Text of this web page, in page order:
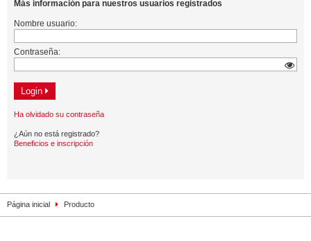
Página inicial Producto